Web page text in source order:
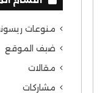
منوعات
ضيف الموقع
مقالات
مشاركات